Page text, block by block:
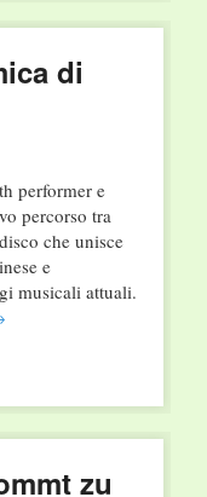
di
performer e
percorso tra
che unisce
e
musicali attuali.
zu